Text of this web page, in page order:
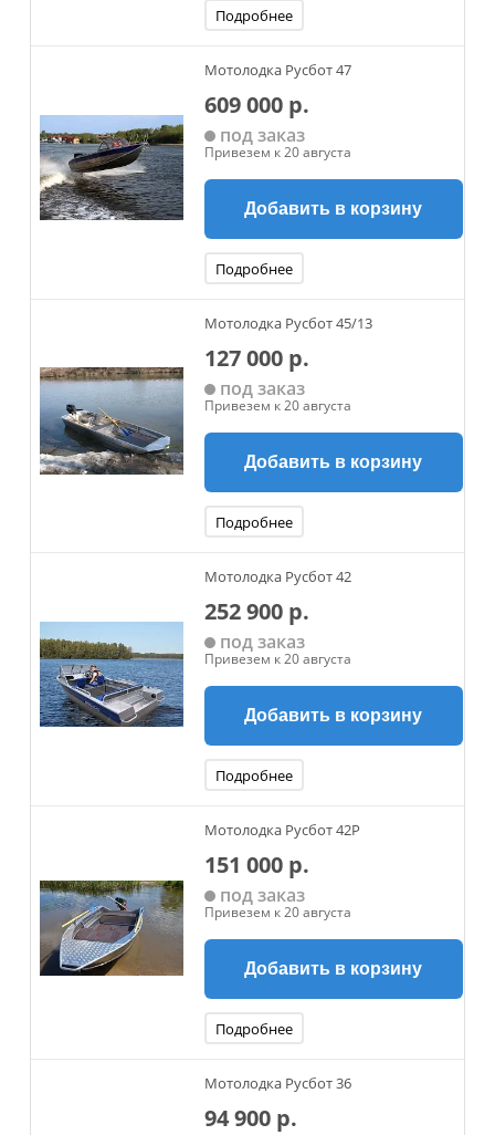
Подробнее
Мотолодка Русбот 47
609 000 р.
под заказ
Привезем к 20 августа
Добавить в корзину
Подробнее
Мотолодка Русбот 45/13
127 000 р.
под заказ
Привезем к 20 августа
Добавить в корзину
Подробнее
Мотолодка Русбот 42
252 900 р.
под заказ
Привезем к 20 августа
Добавить в корзину
Подробнее
Мотолодка Русбот 42P
151 000 р.
под заказ
Привезем к 20 августа
Добавить в корзину
Подробнее
Мотолодка Русбот 36
94 900 р.